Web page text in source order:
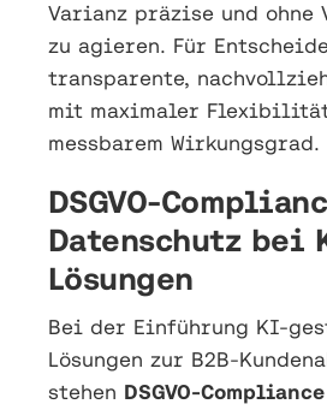
Varianz präzise und ohne
zu agieren. Für
transparente,
mit maximaler
messbarem Wirkungsgrad.
DSGVO-
Datenschutz bei
Lösungen
Bei der Einführung KI-
Lösungen zur B2B-
stehen DSGVO-Compliance